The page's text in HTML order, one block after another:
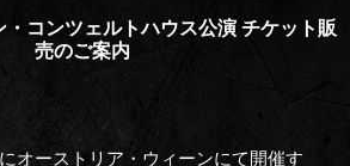
・コンツェルトハウス公演 チケット販
売のご案内
オーストリア・ウィーンにて開催す